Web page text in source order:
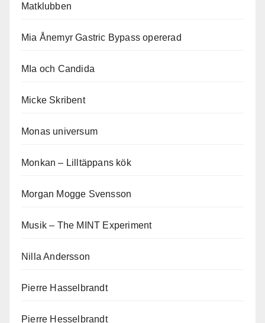
Matklubben
Mia Ånemyr Gastric Bypass opererad
MIa och Candida
Micke Skribent
Monas universum
Monkan – Lilltäppans kök
Morgan Mogge Svensson
Musik – The MINT Experiment
Nilla Andersson
Pierre Hasselbrandt
Pierre Hesselbrandt